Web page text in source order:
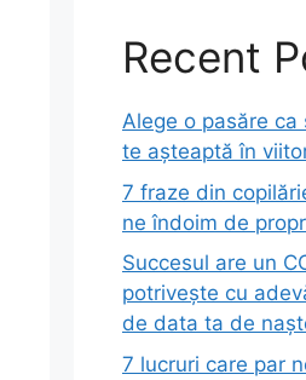
Recent
Alege o pasăre ca
te așteaptă în
7 fraze din
ne îndoim de
Succesul are un
potrivește cu
de data ta de
7 lucruri care par